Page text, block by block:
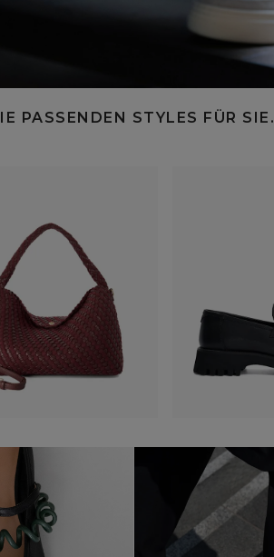
PASSENDEN STYLES FÜR SIE.